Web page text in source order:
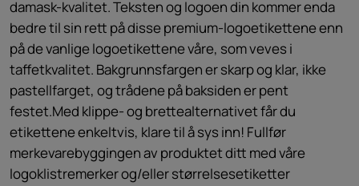
damask-kvalitet. Teksten og logoen din kommer enda
bedre til sin rett på disse premium-logoetikettene enn
på de vanlige logoetikettene våre, som veves i
taffetkvalitet. Bakgrunnsfargen er skarp og klar, ikke
pastellfarget, og trådene på baksiden er pent
festet.Med klippe- og brettealternativet får du
etikettene enkeltvis, klare til å sys inn! Fullfør
merkevarebyggingen av produktet ditt med våre
logoklistremerker og/eller størrelsesetiketter